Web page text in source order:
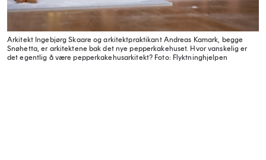
Arkitekt Ingebjørg Skaare og arkitektpraktikant Andreas Kamark, begge
Snøhetta, er arkitektene bak det nye pepperkakehuset. Hvor vanskelig er
det egentlig å være pepperkakehusarkitekt? Foto: Flyktninghjelpen